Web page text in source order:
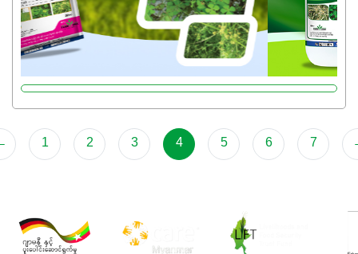
1 2 3 4 5 6 7